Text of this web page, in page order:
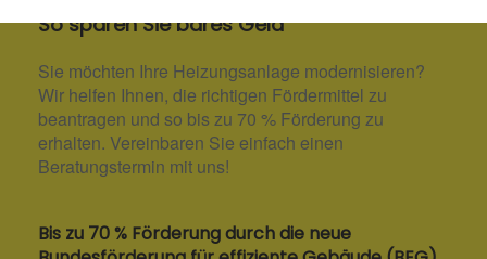
So sparen Sie bares Geld
Sie möchten Ihre Heizungsanlage modernisieren?
Wir helfen Ihnen, die richtigen Fördermittel zu
beantragen und so bis zu 70 % Förderung zu
erhalten. Vereinbaren Sie einfach einen
Beratungstermin mit uns!
Bis zu 70 % Förderung durch die neue